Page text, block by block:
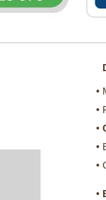
•
•
•
•
•
•